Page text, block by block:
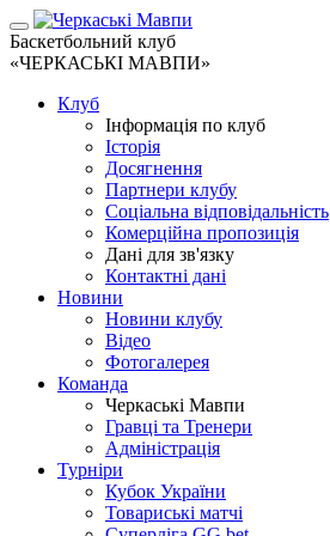
Баскетбольний клуб
«ЧЕРКАСЬКІ МАВПИ»
Клуб
Інформація по клуб
Історія
Досягнення
Партнери клубу
Соціальна відповідальність
Комерційна пропозиція
Дані для зв'язку
Контактні дані
Новини
Новини клубу
Відео
Фотогалерея
Команда
Черкаські Мавпи
Гравці та Тренери
Адміністрація
Турніри
Кубок України
Товариські матчі